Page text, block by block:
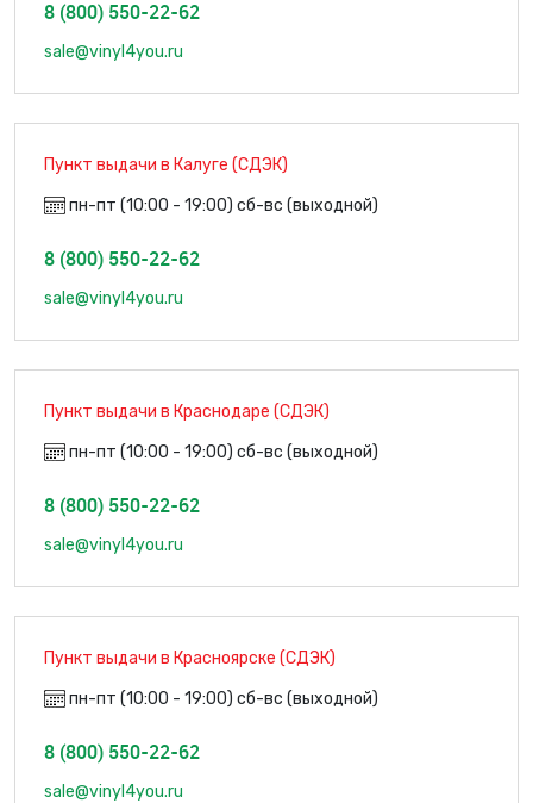
8 (800) 550-22-62
sale@vinyl4you.ru
Пункт выдачи в Калуге (СДЭК)
пн-пт (10:00 - 19:00) сб-вс (выходной)
8 (800) 550-22-62
sale@vinyl4you.ru
Пункт выдачи в Краснодаре (СДЭК)
пн-пт (10:00 - 19:00) сб-вс (выходной)
8 (800) 550-22-62
sale@vinyl4you.ru
Пункт выдачи в Красноярске (СДЭК)
пн-пт (10:00 - 19:00) сб-вс (выходной)
8 (800) 550-22-62
sale@vinyl4you.ru